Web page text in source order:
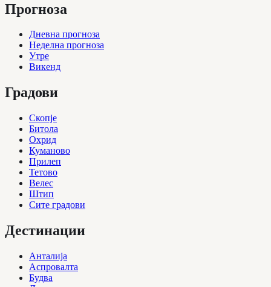
Прогноза
Дневна прогноза
Неделна прогноза
Утре
Викенд
Градови
Скопје
Битола
Охрид
Куманово
Прилеп
Тетово
Велес
Штип
Сите градови
Дестинации
Анталија
Аспровалта
Будва